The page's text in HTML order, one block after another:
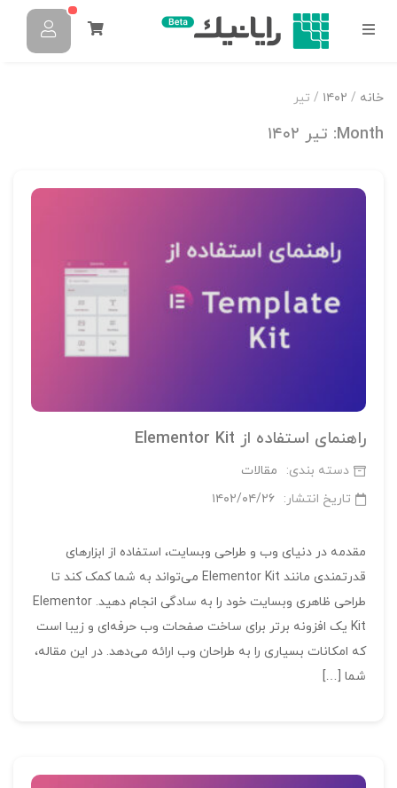
خانه / ۱۴۰۲ / تیر
Month: تیر ۱۴۰۲
راهنمای استفاده از Elementor Kit
دسته بندی:
مقالات
تاریخ انتشار: ۱۴۰۲/۰۴/۲۶
مقدمه در دنیای وب و طراحی وبسایت، استفاده از ابزارهای
قدرتمندی مانند Elementor Kit می‌تواند به شما کمک کند تا
طراحی ظاهری وبسایت خود را به سادگی انجام دهید. Elementor
Kit یک افزونه برتر برای ساخت صفحات وب حرفه‌ای و زیبا است
که امکانات بسیاری را به طراحان وب ارائه می‌دهد. در این مقاله،
شما […]